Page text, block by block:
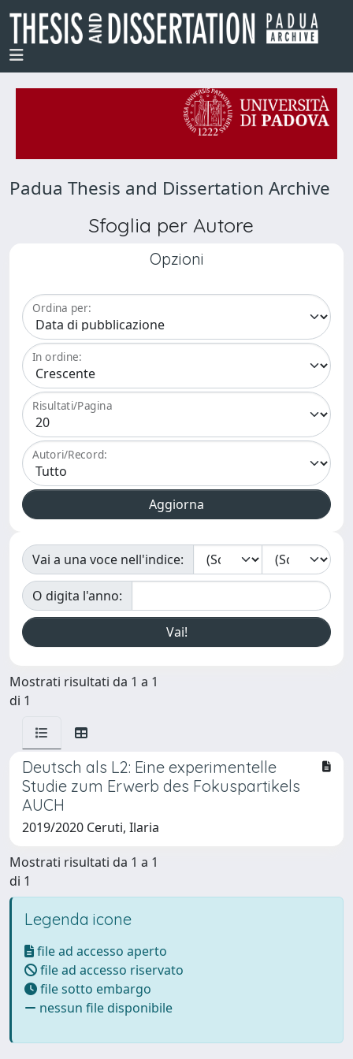
Padua Thesis and Dissertation Archive
Sfoglia per Autore
Opzioni
Ordina per:
In ordine:
Risultati/Pagina
Autori/Record:
Vai a una voce nell'indice:
O digita l'anno:
Mostrati risultati da 1 a 1
di 1
Deutsch als L2: Eine experimentelle
Studie zum Erwerb des Fokuspartikels
AUCH
2019/2020 Ceruti, Ilaria
Mostrati risultati da 1 a 1
di 1
Legenda icone
file ad accesso aperto
file ad accesso riservato
file sotto embargo
nessun file disponibile